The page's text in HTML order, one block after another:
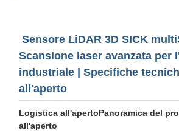
Sensore LiDAR 3D SICK
Scansione laser avanzata per
industriale | Specifiche
all'aperto
Logistica all'apertoPanoramica del
all'aperto